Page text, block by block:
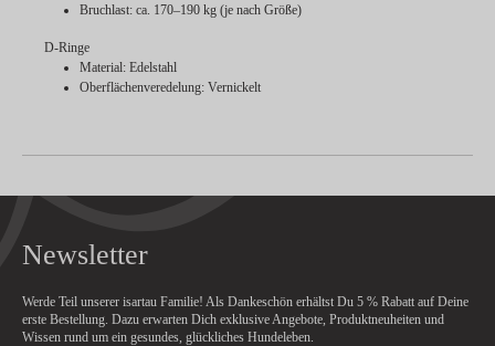
Bruchlast: ca. 170–190 kg (je nach Größe)
D-Ringe
Material: Edelstahl
Oberflächenveredelung: Vernickelt
Newsletter
Werde Teil unserer isartau Familie! Als Dankeschön erhältst Du 5 % Rabatt auf Deine
erste Bestellung. Dazu erwarten Dich exklusive Angebote, Produktneuheiten und
Wissen rund um ein gesundes, glückliches Hundeleben.